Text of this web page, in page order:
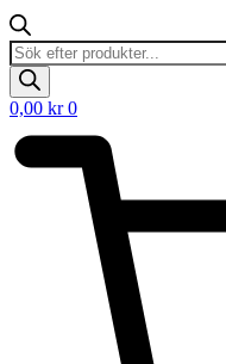
Products
search
0,00 kr 0